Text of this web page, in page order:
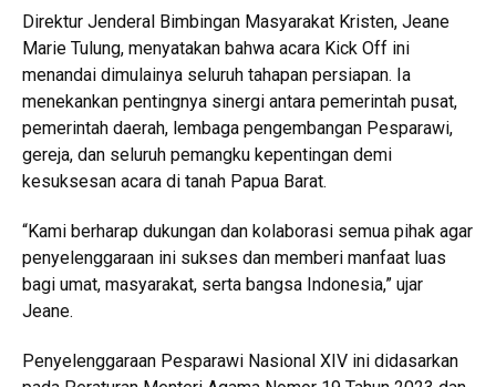
Direktur Jenderal Bimbingan Masyarakat Kristen, Jeane
Marie Tulung, menyatakan bahwa acara Kick Off ini
menandai dimulainya seluruh tahapan persiapan. Ia
menekankan pentingnya sinergi antara pemerintah pusat,
pemerintah daerah, lembaga pengembangan Pesparawi,
gereja, dan seluruh pemangku kepentingan demi
kesuksesan acara di tanah Papua Barat.
“Kami berharap dukungan dan kolaborasi semua pihak agar
penyelenggaraan ini sukses dan memberi manfaat luas
bagi umat, masyarakat, serta bangsa Indonesia,” ujar
Jeane.
Penyelenggaraan Pesparawi Nasional XIV ini didasarkan